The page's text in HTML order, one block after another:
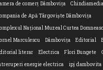
de comerț Dâmbovița
de Apă Târgoviște Dâmbovița
Național Muzeal Curtea
Marculescu
Dâmbovița Editorial
literar
Electrica Flori Bungete
energie electrica
ipj dambovita